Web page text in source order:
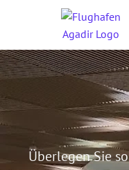
Überlegen Sie